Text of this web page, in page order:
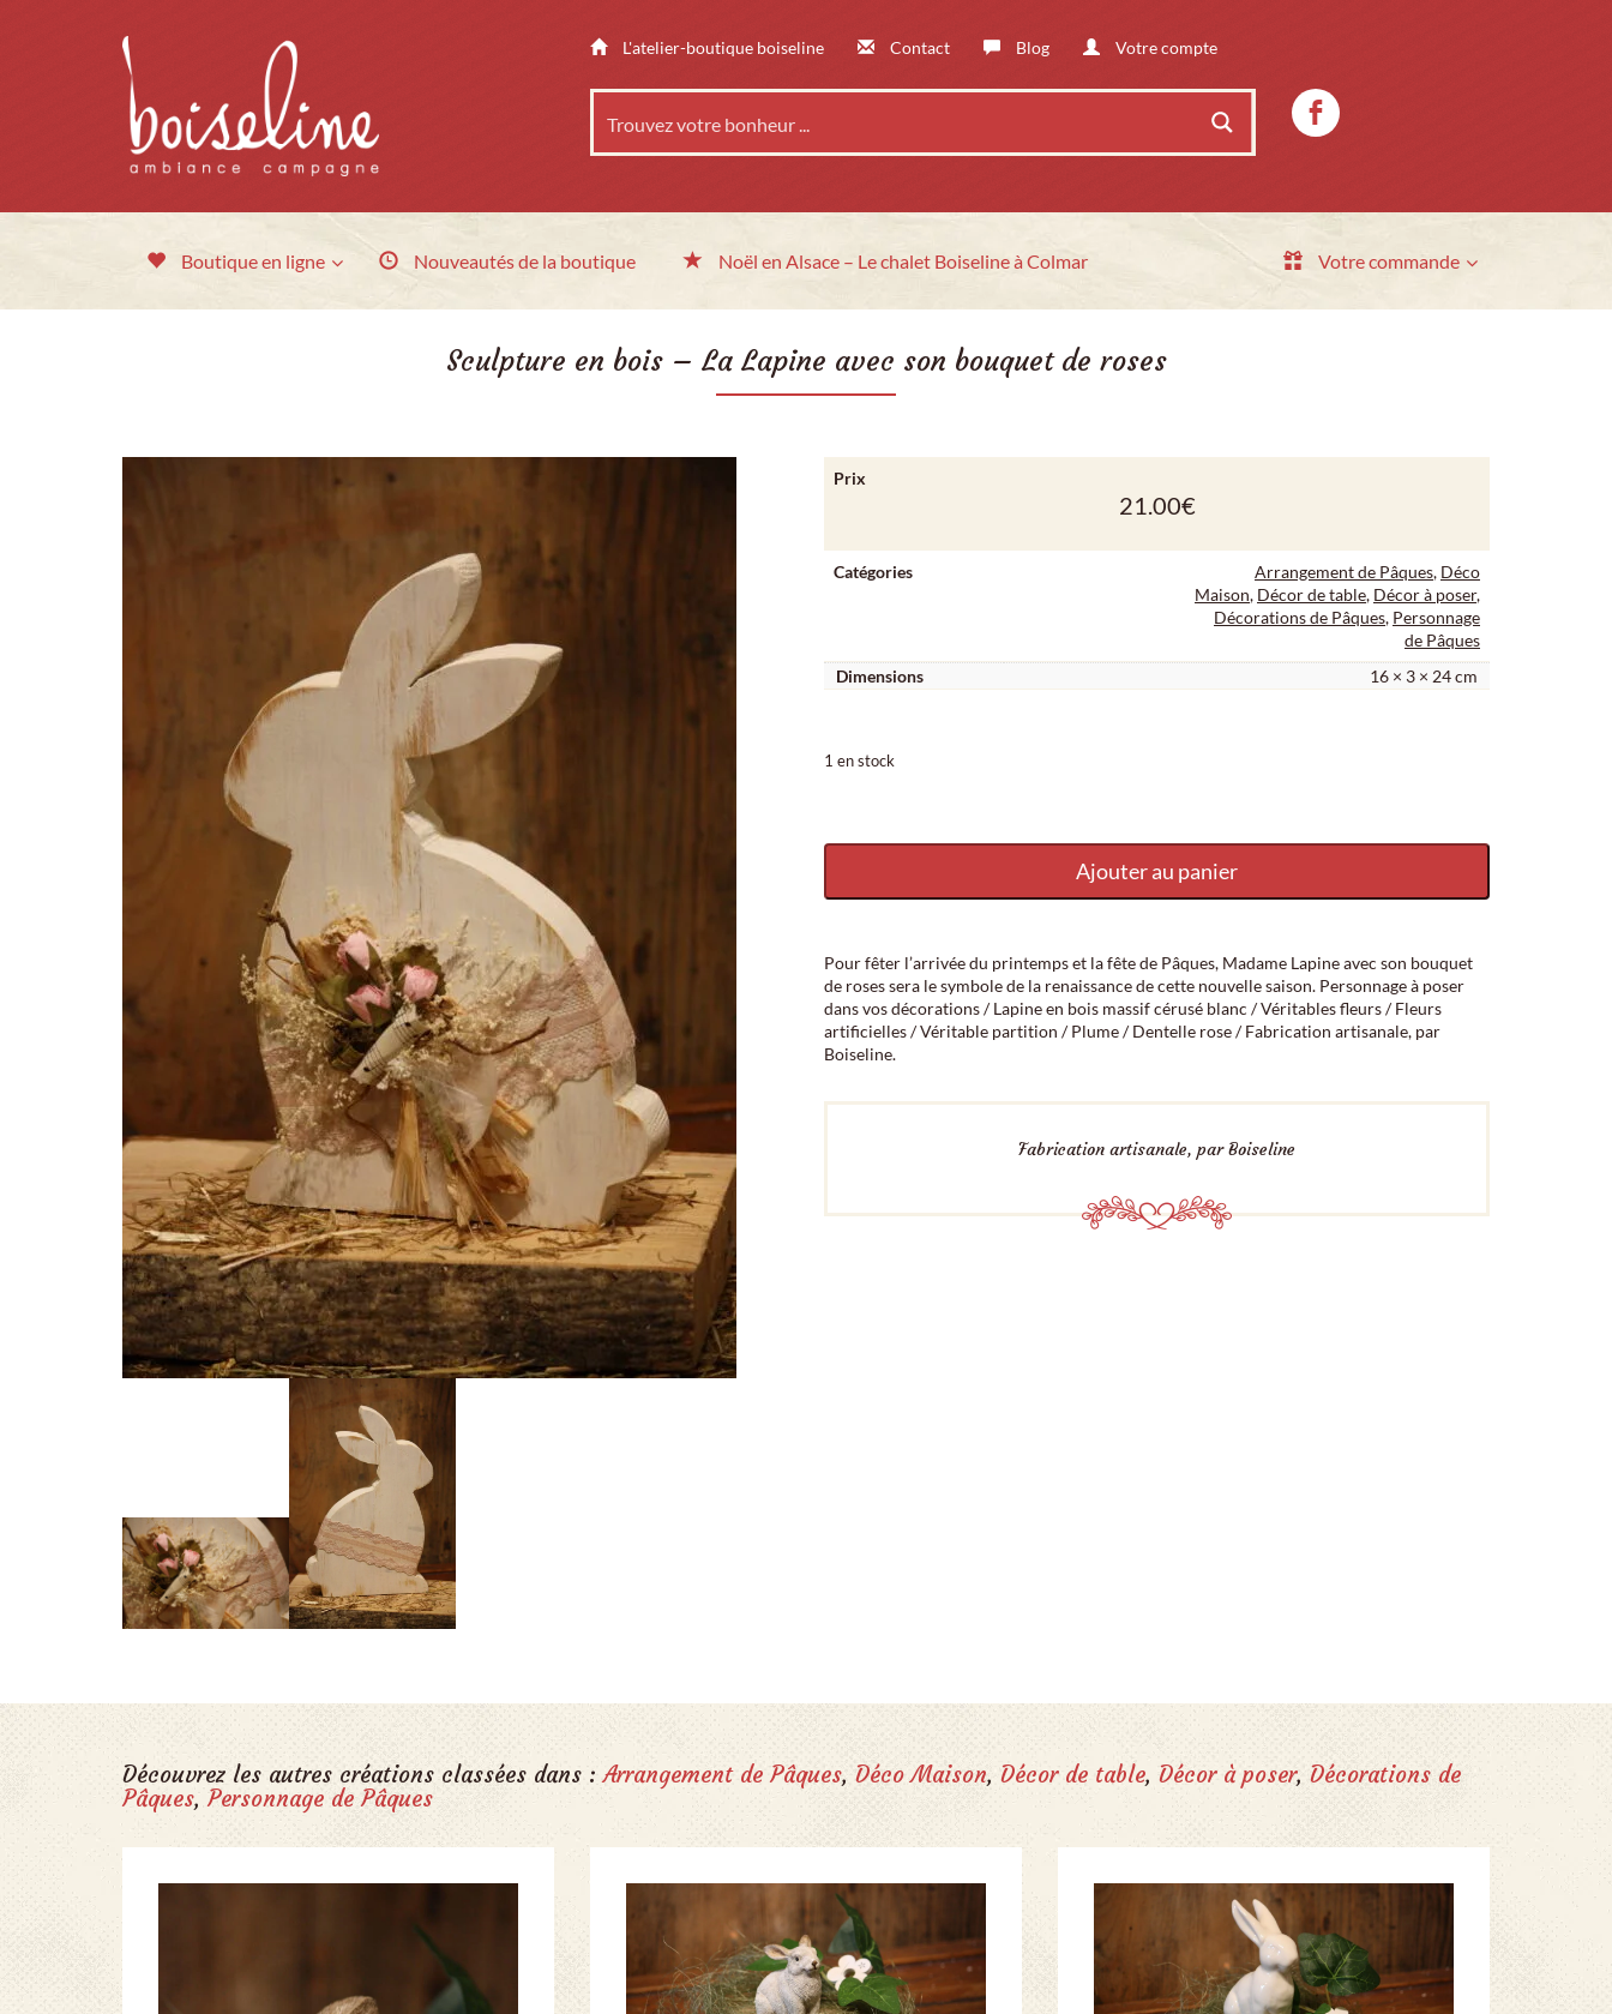
L'atelier-boutique boiseline Contact Blog Votre compte
Boutique en ligne Nouveautésde la boutique Noël en Alsace – Le chalet Boiseline à Colmar Votre commande
Sculpture en bois – La Lapine avec son bouquet de roses
Prix
21.00€
Catégories Arrangement de Pâques, Déco
Maison, Décor de table, Décor à poser,
Décorations de Pâques, Personnage
de Pâques
Dimensions
16 × 3 × 24 cm
1 en stock
Ajouter au panier
Pour fêter l’arrivée du printemps et la fête de Pâques, Madame Lapine avec son bouquet
de roses sera le symbole de la renaissance de cette nouvelle saison. Personnage à poser
dans vos décorations / Lapine en bois massif cérusé blanc / Véritables fleurs / Fleurs
artificielles / Véritable partition / Plume / Dentelle rose / Fabrication artisanale, par
Boiseline.
Fabrication artisanale, par Boiseline
Découvrez les autres créations classées dans :Arrangement de Pâques, Déco Maison, Décor de table, Décor à poser, Décorations de
Pâques, Personnage de Pâques